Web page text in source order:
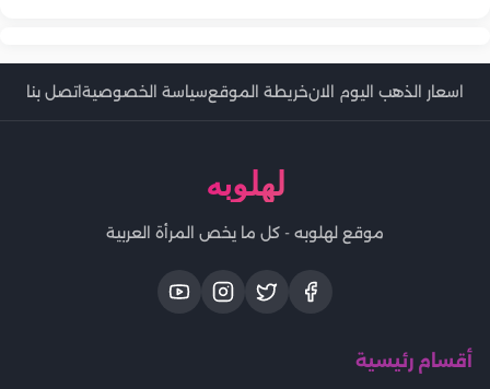
اسعار الذهب اليوم الانخريطة الموقعسياسة الخصوصيةاتصل بنا
لهلوبه
موقع لهلوبه - كل ما يخص المرأة العربية
أقسام رئيسية